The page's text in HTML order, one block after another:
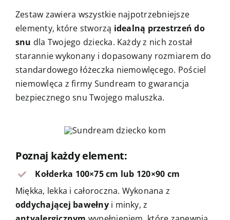
Zestaw zawiera wszystkie najpotrzebniejsze
elementy, które stworzą idealną przestrzeń do
snu dla Twojego dziecka. Każdy z nich został
starannie wykonany i dopasowany rozmiarem do
standardowego łóżeczka niemowlęcego. Pościel
niemowlęca z firmy Sundream to gwarancja
bezpiecznego snu Twojego maluszka.
Poznaj każdy element:
Kołderka 100×75 cm lub 120×90 cm
Miękka, lekka i całoroczna. Wykonana z
oddychającej bawełnyi minky, z